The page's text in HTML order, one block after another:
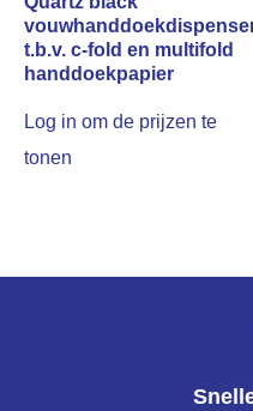
t.b.v. c-fold en multifold
handdoekpapier
Log in om de prijzen te
tonen